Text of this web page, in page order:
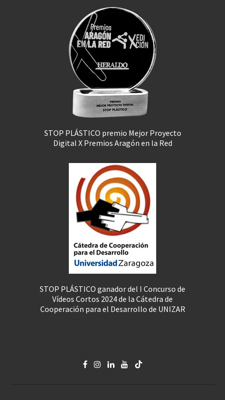
STOP PLÁSTICO premio Mejor Proyecto
Digital X Premios Aragón en la Red
STOP PLÁSTICO ganador del I Concurso de
Vídeos Cortos 2024 de la Cátedra de
Cooperación para el Desarrollo de UNIZAR